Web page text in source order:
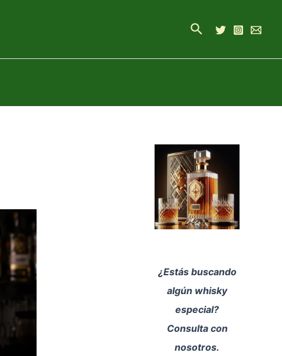
Buscar
¿Estás buscando
algún whisky
especial?
Consulta con
nosotros.